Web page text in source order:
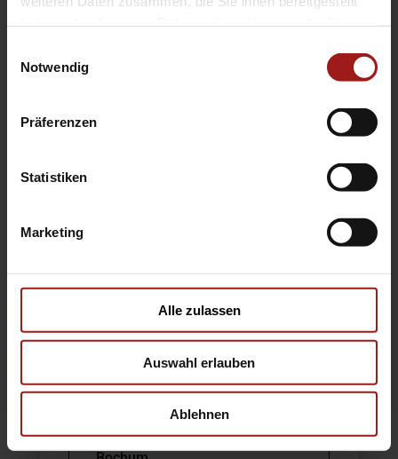
Notwendig
Präferenzen
Statistiken
Marketing
Alle zulassen
Auswahl erlauben
Ablehnen
Kirchhörde
Hamm Kamen
Unna
Center
Ebbinghaus Autozentrum –